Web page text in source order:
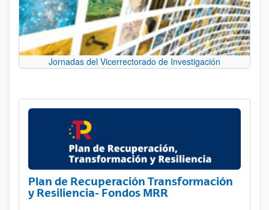
Jornadas del Vicerrectorado de Investigación
Plan de Recuperación Transformación
y Resiliencia- Fondos MRR